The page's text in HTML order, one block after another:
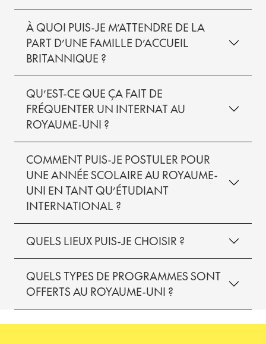
À QUOI PUIS-JE M’ATTENDRE DE LA
PART D’UNE FAMILLE D’ACCUEIL
BRITANNIQUE ?
QU’EST-CE QUE ÇA FAIT DE
FRÉQUENTER UN INTERNAT AU
ROYAUME-UNI ?
COMMENT PUIS-JE POSTULER POUR
UNE ANNÉE SCOLAIRE AU ROYAUME-
UNI EN TANT QU’ÉTUDIANT
INTERNATIONAL ?
QUELS LIEUX PUIS-JE CHOISIR ?
QUELS TYPES DE PROGRAMMES SONT
OFFERTS AU ROYAUME-UNI ?